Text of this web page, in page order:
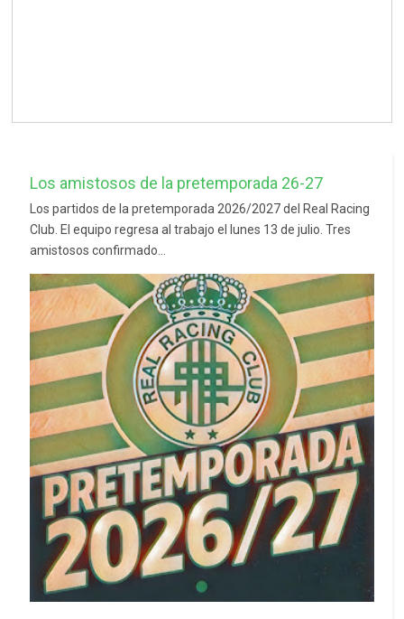
Los amistosos de la pretemporada 26-27
Los partidos de la pretemporada 2026/2027 del Real Racing
Club. El equipo regresa al trabajo el lunes 13 de julio. Tres
amistosos confirmado...